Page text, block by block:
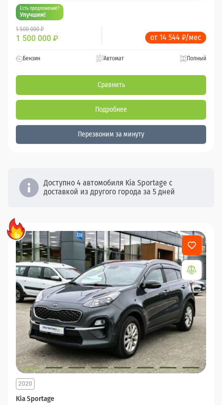
Есть предложение?
Улучшим!
1 500 000 ₽
1 500 000 ₽ от 14 544 ₽/мес
Бензин Автомат Полный
Сравнить
Подробнее
Перезвоним за минуту
Доступно 4 автомобиля Kia Sportage с
доставкой из другого города за 5 дней
Kia Sportage
2020